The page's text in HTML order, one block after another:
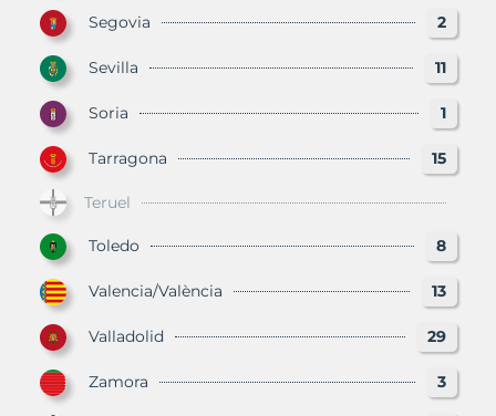
Segovia 2
Sevilla 11
Soria 1
Tarragona 15
Teruel
Toledo 8
Valencia/València 13
Valladolid 29
Zamora 3